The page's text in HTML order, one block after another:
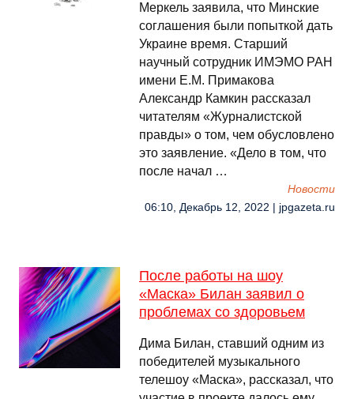
Меркель заявила, что Минские
соглашения были попыткой дать
Украине время. Старший
научный сотрудник ИМЭМО РАН
имени Е.М. Примакова
Александр Камкин рассказал
читателям «Журналистской
правды» о том, чем обусловлено
это заявление. «Дело в том, что
после начал …
Новости
06:10, Декабрь 12, 2022 | jpgazeta.ru
После работы на шоу
«Маска» Билан заявил о
проблемах со здоровьем
Дима Билан, ставший одним из
победителей музыкального
телешоу «Маска», рассказал, что